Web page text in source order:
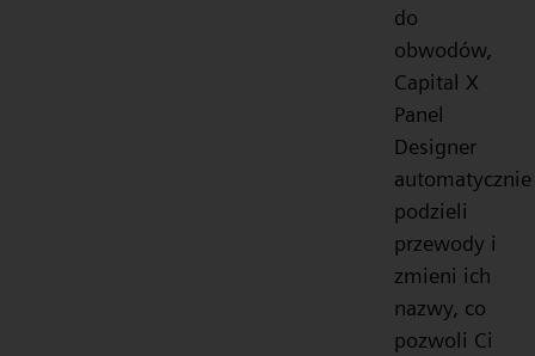
do
obwodów,
Capital X
Panel
Designer
automatycznie
podzieli
przewody i
zmieni ich
nazwy, co
pozwoli Ci